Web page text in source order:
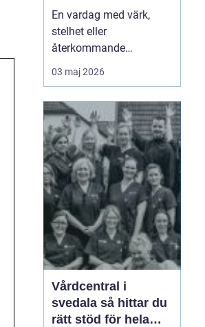
tillbaka
En vardag med värk,
stelhet eller
återkommande
huvudvärk tär på både
ork och humör. Många
besvär och tänker att det
går nog över. Ofta gör
det inte det. En
legitimerad kiropraktor
kan hjälpa kroppen att
återfå rörlighet, minska
smä...
03 maj 2026
Vårdcentral i
svedala så hittar du
rätt stöd för hela